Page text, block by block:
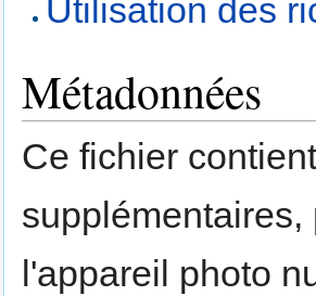
Utilisation des
Métadonnées
Ce fichier
l'appareil photo